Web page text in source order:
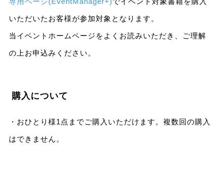
いただいたお客様が参加対象となります。
当イベントホームページをよくお読みいただき、ご理解
の上お申込みください。
購入について
・おひとり様1点までご購入いただけます。複数回の購入
はできません。